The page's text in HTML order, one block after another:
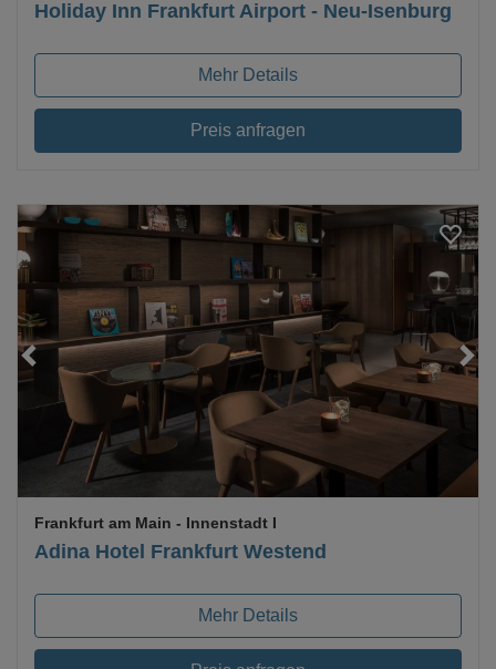
Holiday Inn Frankfurt Airport - Neu-Isenburg
Mehr Details
Preis anfragen
Loading...
Adina Hotel Frankfurt Westend
Frankfurt am Main - Innenstadt I
Mehr Details